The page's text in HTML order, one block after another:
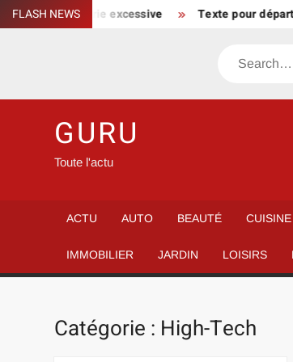
Skip
to
FLASH NEWS
flatterie excessive Texte pour départ en
Search
GURU
Toute l'actu
ACTU AUTO BEAUTÉ CUISINE
IMMOBILIER JARDIN LOISIRS
Catégorie : High-Tech